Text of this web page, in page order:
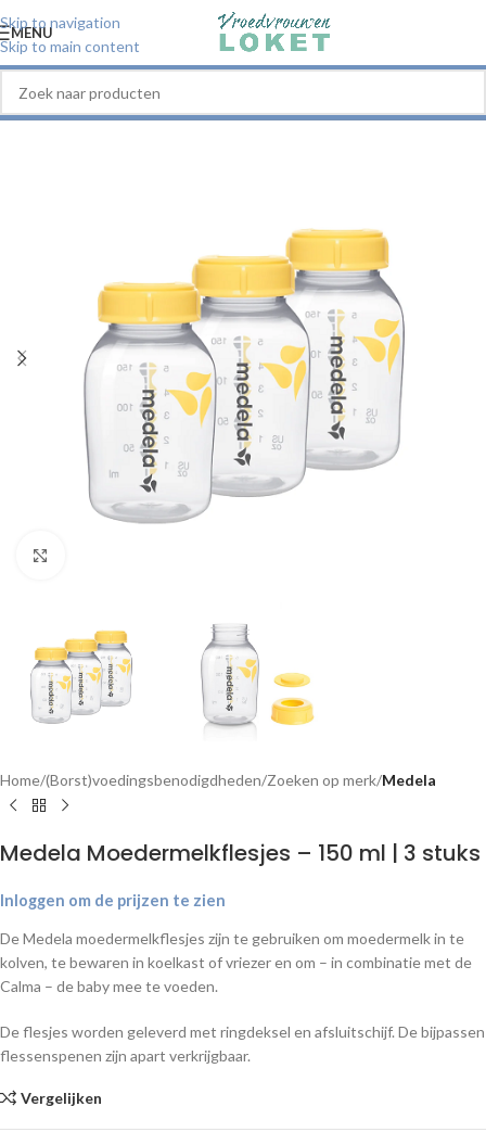
Skip to navigation
Skip to main content
MENU
Home (Borst)voedingsbenodigdheden Zoeken op merk Medela
Medela Moedermelkflesjes – 150 ml | 3 stuks
Inloggen om de prijzen te zien
De Medela moedermelkflesjes zijn te gebruiken om moedermelk in te
kolven, te bewaren in koelkast of vriezer en om – in combinatie met de
Calma – de baby mee te voeden.
De flesjes worden geleverd met ringdeksel en afsluitschijf. De bijpassen
flessenspenen zijn apart verkrijgbaar.
Vergelijken